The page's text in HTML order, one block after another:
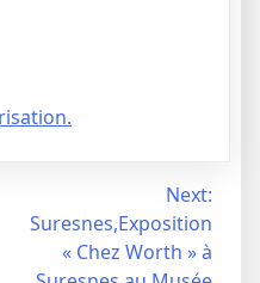
Next:
Suresnes,Exposition
« Chez Worth » à